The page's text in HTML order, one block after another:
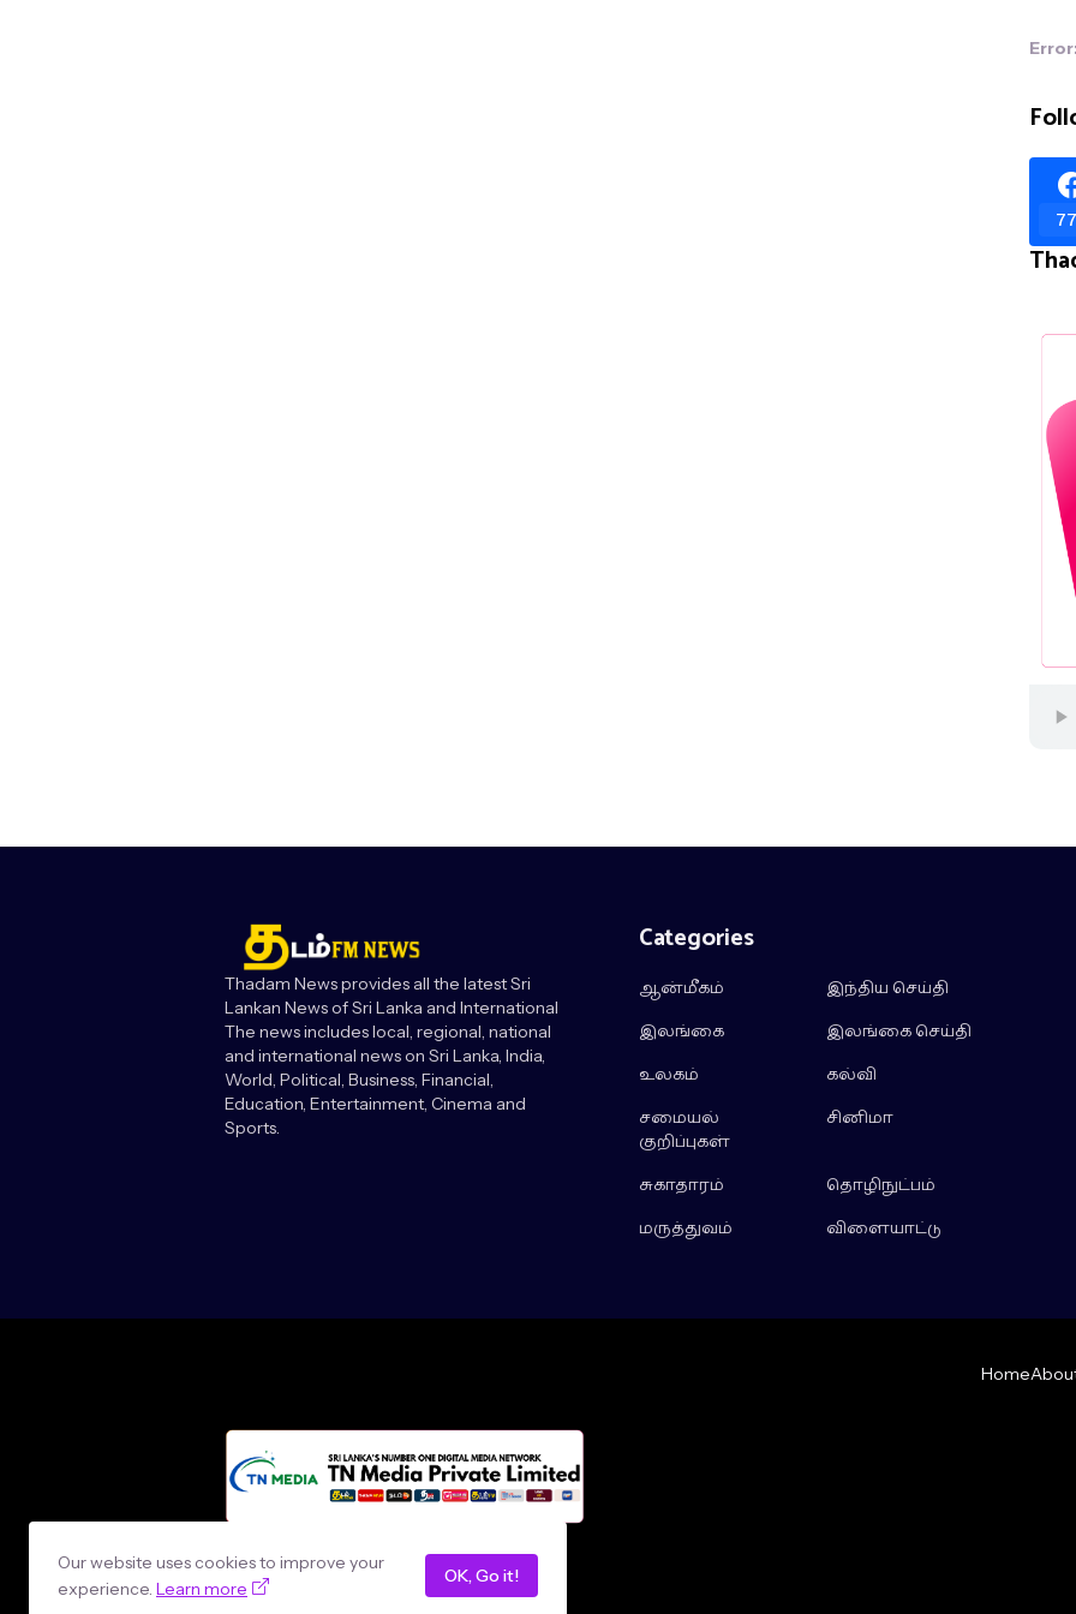
Thadam News provides all the latest Sri
Lankan News of Sri Lanka and International
The news includes local, regional, national
and international news on Sri Lanka, India,
World, Political, Business, Financial,
Education, Entertainment, Cinema and
Sports.
Categories
ஆன்மீகம்
இந்திய செய்தி
இலங்கை
இலங்கை செய்தி
உலகம்
கல்வி
சமையல்
குறிப்புகள்
சினிமா
சுகாதாரம்
தொழிநுட்பம்
மருத்துவம்
விளையாட்டு
Design by - loncey tech
Home
Our website uses cookies to improve your
experience. Learn more
OK, Go it!